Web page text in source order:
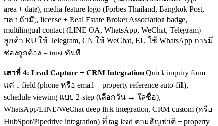
area + date), media feature logo (Forbes Thailand, Bangkok Post,
ฯลฯ ถ้ามี), license + Real Estate Broker Association badge,
multilingual contact (LINE OA, WhatsApp, WeChat, Telegram) —
ลูกค้า RU ใช้ Telegram, CN ใช้ WeChat, EU ใช้ WhatsApp การมี
ช่องถูกต้อง = trust ทันที
เสาที่ 4: Lead Capture + CRM Integration Quick inquiry form
แค่ 1 field (phone หรือ email + property reference auto-fill),
schedule viewing แบบ 2-step (เลือกวัน → ใส่ชื่อ),
WhatsApp/LINE/WeChat deep link integration, CRM custom (หรือ
HubSpot/Pipedrive integration) ที่ tag lead ตามสัญชาติ + property